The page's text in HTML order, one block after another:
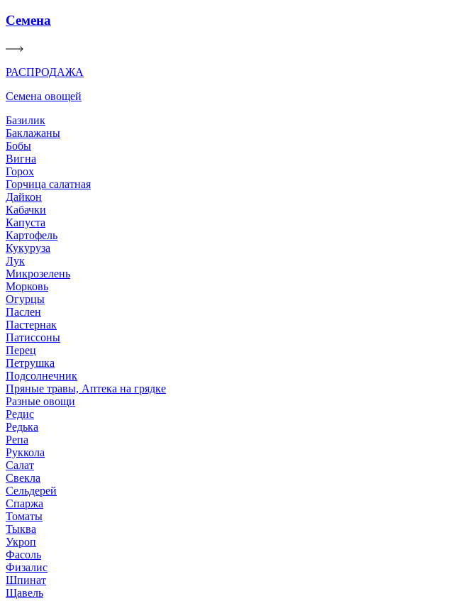
Семена
РАСПРОДАЖА
Семена овощей
Базилик
Баклажаны
Бобы
Вигна
Горох
Горчица салатная
Дайкон
Кабачки
Капуста
Картофель
Кукуруза
Лук
Микрозелень
Морковь
Огурцы
Паслен
Пастернак
Патиссоны
Перец
Петрушка
Подсолнечник
Пряные травы, Аптека на грядке
Разные овощи
Редис
Редька
Репа
Руккола
Салат
Свекла
Сельдерей
Спаржа
Томаты
Тыква
Укроп
Фасоль
Физалис
Шпинат
Щавель